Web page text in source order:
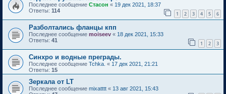
Последнее сообщение Стасон « 19 дек 2021, 18:37
Ответы: 114 1 2 3 4 5 6
Разболтались фланцы кпп
Последнее сообщение moiseev « 18 дек 2021, 15:33
Ответы: 41 1 2 3
Синхро и водные преграды.
Последнее сообщение Tchka. « 17 дек 2021, 21:21
Ответы: 15
Зеркала от LT
Последнее сообщение mixatttt « 13 авг 2021, 15:43